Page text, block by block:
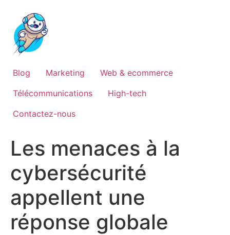
Blog Marketing
Web & ecommerce
Télécommunications
High-tech
Contactez-nous
Les menaces à la
cybersécurité
appellent une
réponse globale